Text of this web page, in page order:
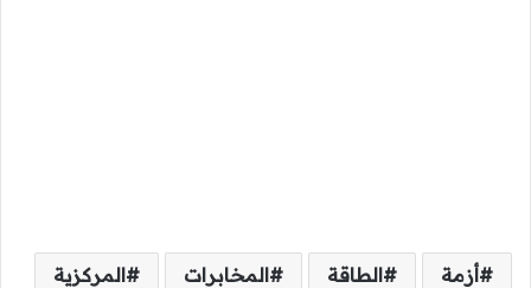
أزمة الطاقة المخابرات المركزية